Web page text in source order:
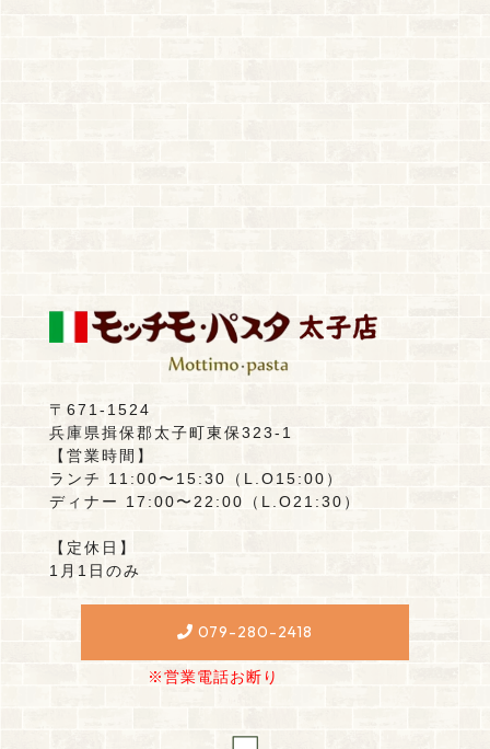
〒671-1524
兵庫県揖保郡太子町東保323-1
【営業時間】
ランチ 11:00〜15:30（L.O15:00）
ディナー 17:00〜22:00（L.O21:30）
【定休日】
1月1日のみ
079-280-2418
※営業電話お断り